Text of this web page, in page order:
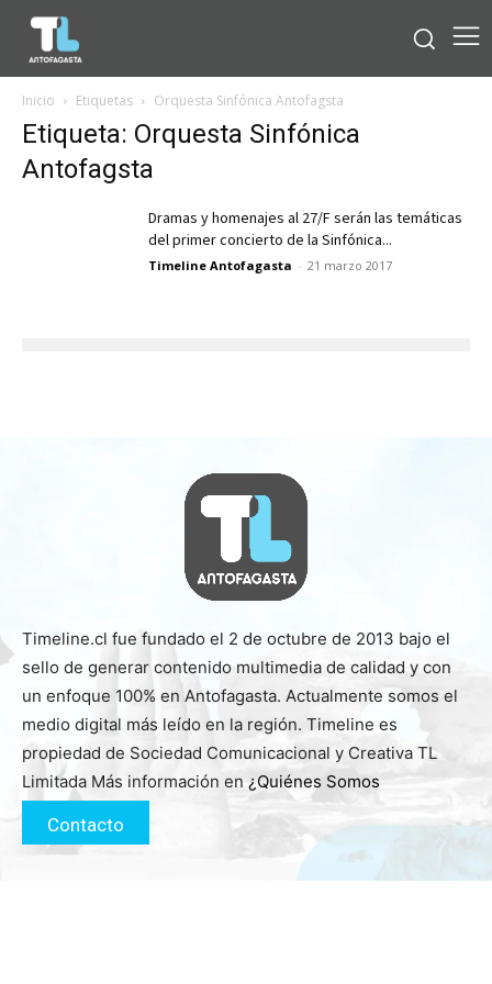
Inicio Etiquetas Orquesta Sinfónica Antofagsta
Etiqueta: Orquesta Sinfónica
Antofagsta
Dramas y homenajes al 27/F serán las temáticas
del primer concierto de la Sinfónica...
Timeline Antofagasta - 21 marzo 2017
Timeline.cl fue fundado el 2 de octubre de 2013 bajo el
sello de generar contenido multimedia de calidad y con
un enfoque 100% en Antofagasta. Actualmente somos el
medio digital más leído en la región. Timeline es
propiedad de Sociedad Comunicacional y Creativa TL
Limitada Más información en ¿Quiénes Somos
Contacto